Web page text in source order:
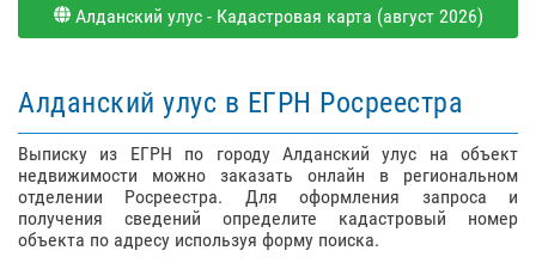
Алданский улус - Кадастровая карта (август 2026)
Алданский улус в ЕГРН Росреестра
Выписку из ЕГРН по городу Алданский улус на объект
недвижимости можно заказать онлайн в региональном
отделении Росреестра. Для оформления запроса и
получения сведений определите кадастровый номер
объекта по адресу используя форму поиска.